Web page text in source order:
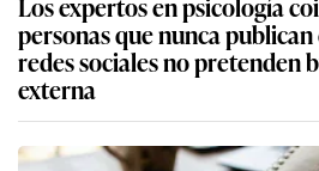
personas que nunca
redes sociales no pretenden
externa